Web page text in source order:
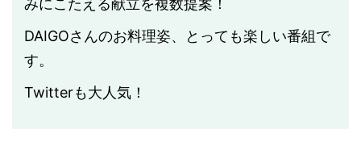
DAIGOさんのお料理姿、とっても楽しい番組で
す。
Twitterも大人気！